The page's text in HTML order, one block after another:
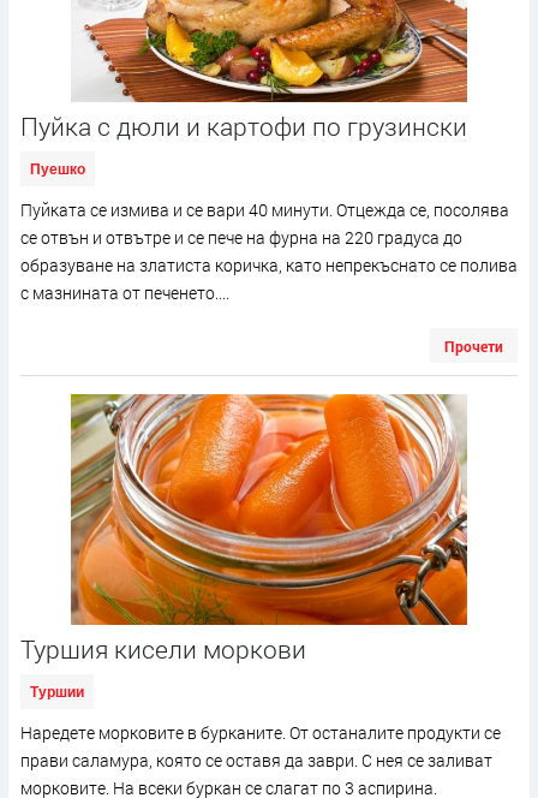
Пуйка с дюли и картофи по грузински
Пуешко
Пуйката се измива и се вари 40 минути. Отцежда се, посолява
се отвън и отвътре и се пече на фурна на 220 градуса до
образуване на златиста коричка, като непрекъснато се полива
с мазнината от печенето....
Прочети
Туршия кисели моркови
Туршии
Наредете морковите в бурканите. От останалите продукти се
прави саламура, която се оставя да заври. С нея се заливат
морковите. На всеки буркан се слагат по 3 аспирина.